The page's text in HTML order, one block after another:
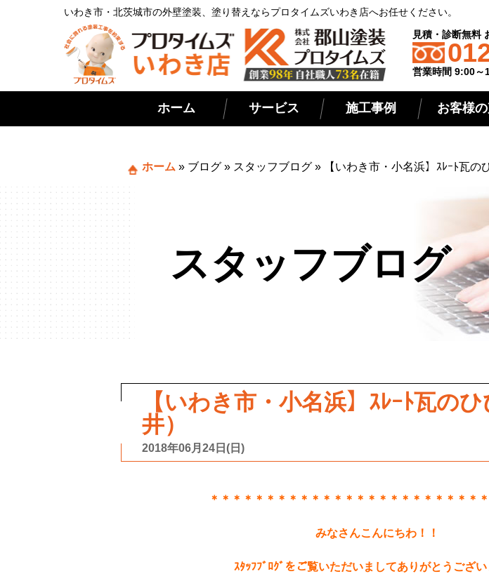
いわき市・北茨城市の外壁塗装、塗り替えならプロタイムズいわき店へお任せください。
見積・診断無料
営業時間 9:00～
ホーム サービス 施工事例 お客様
ホーム » ブログ » スタッフブログ » 【いわき市・小名浜】ｽﾚｰﾄ瓦の
スタッフブログ
【いわき市・小名浜】ｽﾚｰﾄ瓦の
井）
2018年06月24日(日)
＊＊＊＊＊＊＊＊＊＊＊＊＊＊＊＊＊＊＊＊＊＊＊＊
みなさんこんにちわ！！
ｽﾀｯﾌﾌﾞﾛｸﾞをご覧いただいましてありがとうござい